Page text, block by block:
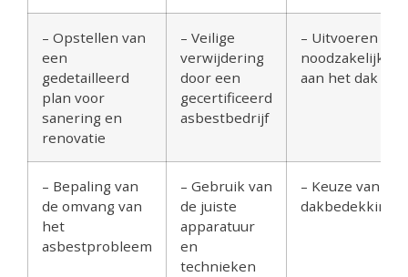
– Opstellen van
een
gedetailleerd
plan voor
sanering en
renovatie
– Veilige
verwijdering
door een
gecertificeerd
asbestbedrijf
– Uitvoeren van
noodzakelijke
aan het dak
– Bepaling van
de omvang van
het
asbestprobleem
– Gebruik van
de juiste
apparatuur
en
technieken
– Keuze van